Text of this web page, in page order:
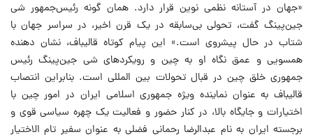
«جهان در آستانه نظمی نوین قرار دارد. همان گونه رئیس‌جمهور شی
جین‌پینگ گفت، تحولی بی‌سابقه در یک قرن اخیر، در سراسر جهان با
شتاب در حال پیشروی است.» این پیام کوتاه قالیباف، نشان دهنده
همسویی و عمق نگاه او به چین و رویکردهای شی جین‌پینگ رئیس
جمهوری خلق چین در قبال تحولات بین المللی است. بنابراین انتصاب
قالیباف به عنوان نماینده ویژه جمهوری اسلامی ایران در امور چین با
اختیارات و جایگاه بالا، در کنار حضور و فعالیت یک چهره سیاسی قوی و
برجسته ایران به نام عبدالرضا رحمانی فضلی به عنوان سفیر تام الاختیار